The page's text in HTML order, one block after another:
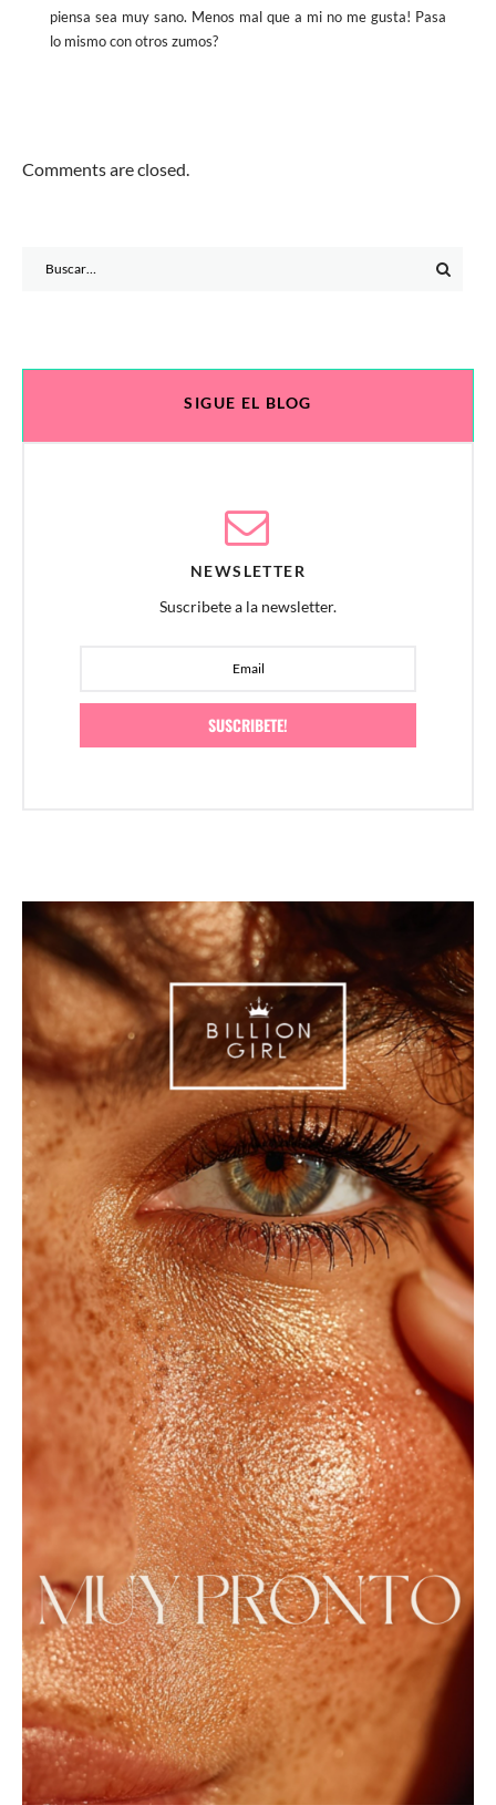
piensa sea muy sano. Menos mal que a mi no me gusta! Pasa
lo mismo con otros zumos?
Comments are closed.
SIGUE EL BLOG
NEWSLETTER
Suscribete a la newsletter.
SUSCRIBETE!